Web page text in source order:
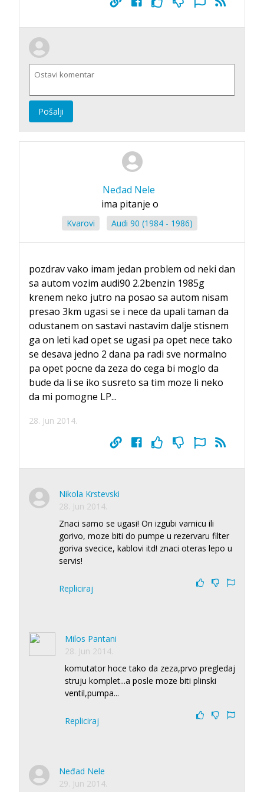
Pošalji
Neđad Nele
ima pitanje o
Kvarovi Audi 90 (1984 - 1986)
pozdrav vako imam jedan problem od neki dan
sa autom vozim audi90 2.2benzin 1985g
krenem neko jutro na posao sa autom nisam
presao 3km ugasi se i nece da upali taman da
odustanem on sastavi nastavim dalje stisnem
ga on leti kad opet se ugasi pa opet nece tako
se desava jedno 2 dana pa radi sve normalno
pa opet pocne da zeza do cega bi moglo da
bude da li se iko susreto sa tim moze li neko
da mi pomogne LP...
28. Jun 2014.
Nikola Krstevski
28. Jun 2014.
Znaci samo se ugasi! On izgubi varnicu ili
gorivo, moze biti do pumpe u rezervaru filter
goriva svecice, kablovi itd! znaci oteras lepo u
servis!
Repliciraj
Milos Pantani
28. Jun 2014.
komutator hoce tako da zeza,prvo pregledaj
struju komplet...a posle moze biti plinski
ventil,pumpa...
Repliciraj
Neđad Nele
29. Jun 2014.